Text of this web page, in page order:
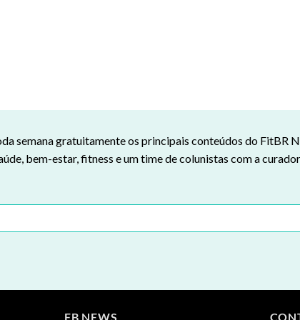
semana gratuitamente os principais conteúdos do FitBR
bem-estar, fitness e um time de colunistas com a
FB NEWS